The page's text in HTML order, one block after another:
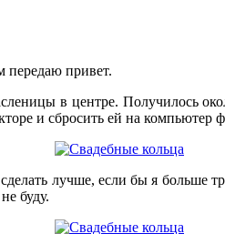
передаю привет.
в центре. Получилось
и сбросить ей на компьютер
лучше, если бы я больше
буду.